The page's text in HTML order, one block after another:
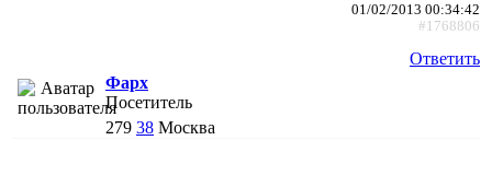
01/02/2013 00:34:42
#1768806
Ответить
Фарх
Посетитель
279 38 Москва